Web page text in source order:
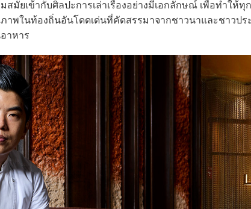
มัยเข้ากับศิลปะการเล่าเรื่องอย่างมีเอกลักษณ์ เพื่อทำให้ทุ
พในท้องถิ่นอันโดดเด่นที่คัดสรรมาจากชาวนาและชาวปร
าหาร